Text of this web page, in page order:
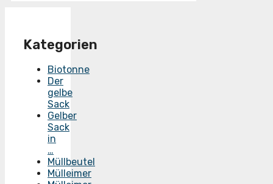
Kategorien
Biotonne
Der
gelbe
Sack
Gelber
Sack
in
…
Müllbeutel
Mülleimer